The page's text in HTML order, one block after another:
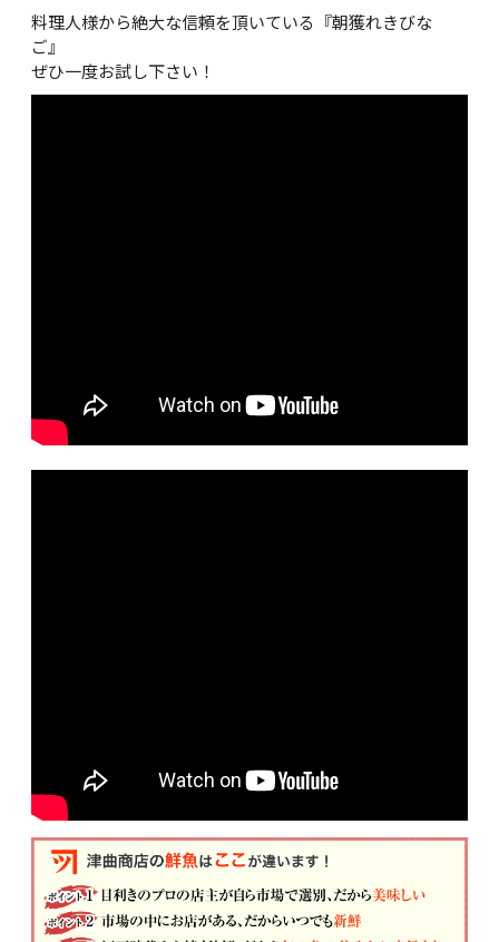
料理人様から絶大な信頼を頂いている『朝獲れきびな
ご』
ぜひ一度お試し下さい！